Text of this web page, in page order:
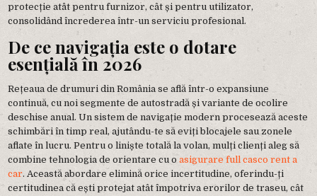
protecție atât pentru furnizor, cât și pentru utilizator,
consolidând încrederea într-un serviciu profesional.
De ce navigația este o dotare
esențială în 2026
Rețeaua de drumuri din România se află într-o expansiune
continuă, cu noi segmente de autostradă și variante de ocolire
deschise anual. Un sistem de navigație modern procesează aceste
schimbări în timp real, ajutându-te să eviți blocajele sau zonele
aflate în lucru. Pentru o liniște totală la volan, mulți clienți aleg să
combine tehnologia de orientare cu oasigurare full casco rent a
car. Această abordare elimină orice incertitudine, oferindu-ți
certitudinea că ești protejat atât împotriva erorilor de traseu, cât